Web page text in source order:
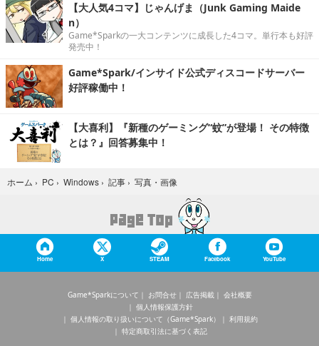
【大人気4コマ】じゃんげま（Junk Gaming Maide
n）
Game*Sparkの一大コンテンツに成長した4コマ。単行本も好評
発売中！
Game*Spark/インサイド公式ディスコードサーバー
好評稼働中！
【大喜利】『新種のゲーミング“蚊”が登場！ その特徴
とは？』回答募集中！
ホーム › PC › Windows › 記事 › 写真・画像
Home X STEAM Facebook YouTube
Game*Sparkについて お問合せ 広告掲載
会社概要
個人情報保護方針
個人情報の取り扱いについて（Game*Spark）
利用規約
特定商取引法に基づく表記